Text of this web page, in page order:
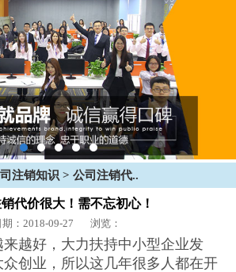
注销知识 > 公司注销代..
代价很大！需不忘初心！
：2018-09-27 浏览：
越好，大力扶持中小型企业发
创业，所以这几年很多人都在开